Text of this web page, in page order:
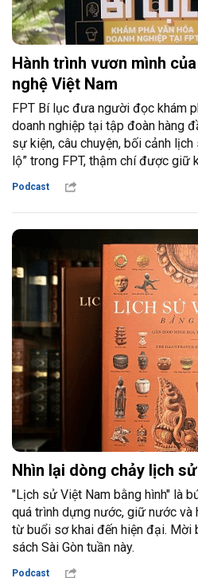
Hành trình vươn mình
nghệ Việt Nam
FPT Bí lục đưa người đọc khám
doanh nghiệp tại tập đoàn hàng
sự kiện, câu chuyện, bối cảnh
lộ” trong FPT, thậm chí được giữ
Podcast
Nhìn lại dòng chảy lịch
"Lịch sử Việt Nam bằng hình" là
quá trình dựng nước, giữ nước và
từ buổi sơ khai đến hiện đại. Mời
sách Sài Gòn tuần này.
Podcast